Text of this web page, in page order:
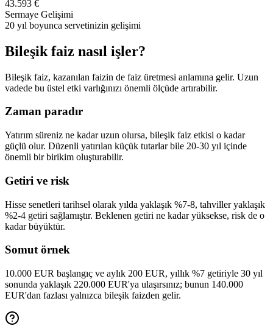
43.593 €
Sermaye Gelişimi
20 yıl boyunca servetinizin gelişimi
Bileşik faiz nasıl işler?
Bileşik faiz, kazanılan faizin de faiz üretmesi anlamına gelir. Uzun
vadede bu üstel etki varlığınızı önemli ölçüde artırabilir.
Zaman paradır
Yatırım süreniz ne kadar uzun olursa, bileşik faiz etkisi o kadar
güçlü olur. Düzenli yatırılan küçük tutarlar bile 20-30 yıl içinde
önemli bir birikim oluşturabilir.
Getiri ve risk
Hisse senetleri tarihsel olarak yılda yaklaşık %7-8, tahviller yaklaşık
%2-4 getiri sağlamıştır. Beklenen getiri ne kadar yüksekse, risk de o
kadar büyüktür.
Somut örnek
10.000 EUR başlangıç ve aylık 200 EUR, yıllık %7 getiriyle 30 yıl
sonunda yaklaşık 220.000 EUR'ya ulaşırsınız; bunun 140.000
EUR'dan fazlası yalnızca bileşik faizden gelir.